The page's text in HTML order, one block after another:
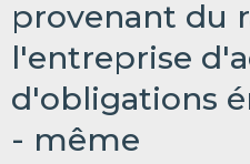
provenant du
l'entreprise
d'obligations
- même